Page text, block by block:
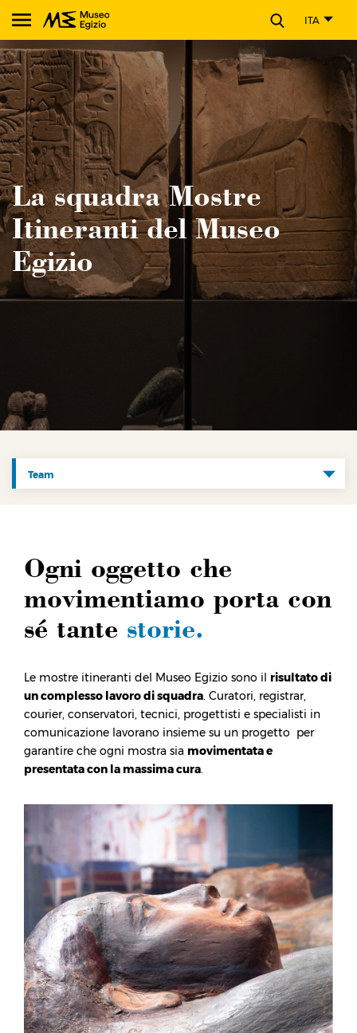
CHIUDI
Cerca nel sito del Museo Egizio
ITA
La squadra Mostre
Itineranti del Museo
Egizio
Team
Team
Servizi
Contatti
Ogni oggetto che
movimentiamo porta con
sé tante storie.
Le mostre itineranti del Museo Egizio sono il risultato di
un complesso lavoro di squadra. Curatori, registrar,
courier, conservatori, tecnici, progettisti e specialisti in
comunicazione lavorano insieme su un progetto per
garantire che ogni mostra sia movimentata e
presentata con la massima cura.